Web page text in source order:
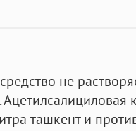
не
ташкент и